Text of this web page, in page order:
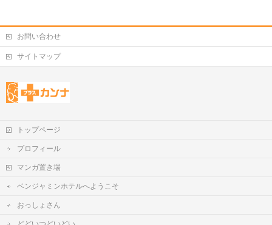
お問い合わせ
サイトマップ
トップページ
プロフィール
マンガ置き場
ベンジャミンホテルへようこそ
おっしょさん